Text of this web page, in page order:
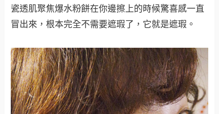
瓷透肌聚焦爆水粉餅在你邊擦上的時候驚喜感一直
冒出來，根本完全不需要遮瑕了，它就是遮瑕 。